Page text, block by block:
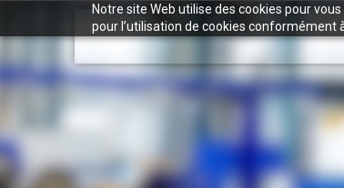
Notre site Web utilise des cookies pour
pour l’utilisation de cookies conformément